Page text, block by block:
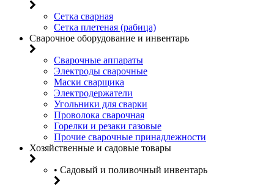
Сетка сварная
Сетка плетеная (рабица)
Сварочное оборудование и инвентарь
Сварочные аппараты
Электроды сварочные
Маски сварщика
Электродержатели
Угольники для сварки
Проволока сварочная
Горелки и резаки газовые
Прочие сварочные принадлежности
Хозяйственные и садовые товары
• Садовый и поливочный инвентарь